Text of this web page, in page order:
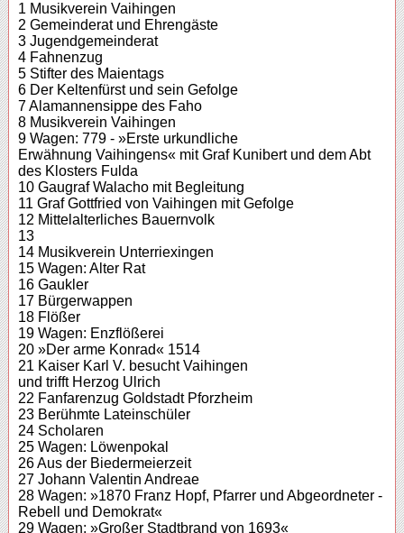
1 Musikverein Vaihingen
2 Gemeinderat und Ehrengäste
3 Jugendgemeinderat
4 Fahnenzug
5 Stifter des Maientags
6 Der Keltenfürst und sein Gefolge
7 Alamannensippe des Faho
8 Musikverein Vaihingen
9 Wagen: 779 - »Erste urkundliche
Erwähnung Vaihingens« mit Graf Kunibert und dem Abt
des Klosters Fulda
10 Gaugraf Walacho mit Begleitung
11 Graf Gottfried von Vaihingen mit Gefolge
12 Mittelalterliches Bauernvolk
13
14 Musikverein Unterriexingen
15 Wagen: Alter Rat
16 Gaukler
17 Bürgerwappen
18 Flößer
19 Wagen: Enzflößerei
20 »Der arme Konrad« 1514
21 Kaiser Karl V. besucht Vaihingen
und trifft Herzog Ulrich
22 Fanfarenzug Goldstadt Pforzheim
23 Berühmte Lateinschüler
24 Scholaren
25 Wagen: Löwenpokal
26 Aus der Biedermeierzeit
27 Johann Valentin Andreae
28 Wagen: »1870 Franz Hopf, Pfarrer und Abgeordneter -
Rebell und Demokrat«
29 Wagen: »Großer Stadtbrand von 1693«